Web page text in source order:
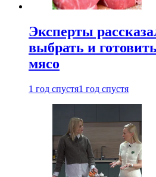
Эксперты
выбрать и
мясо
1 год спустя1 год спустя